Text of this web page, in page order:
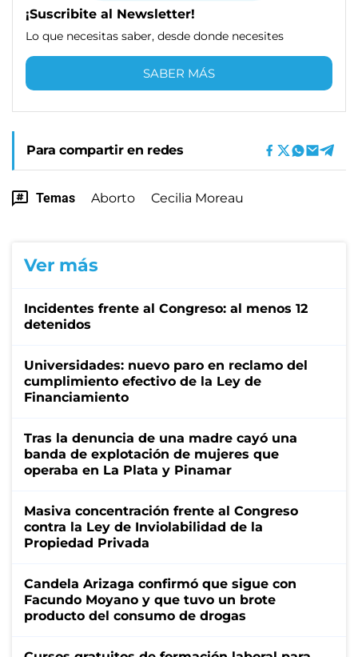
¡Suscribite al Newsletter!
Lo que necesitas saber, desde donde necesites
SABER MÁS
Para compartir en redes
Temas Aborto Cecilia Moreau
Ver más
Incidentes frente al Congreso: al menos 12
detenidos
Universidades: nuevo paro en reclamo del
cumplimiento efectivo de la Ley de
Financiamiento
Tras la denuncia de una madre cayó una
banda de explotación de mujeres que
operaba en La Plata y Pinamar
Masiva concentración frente al Congreso
contra la Ley de Inviolabilidad de la
Propiedad Privada
Candela Arizaga confirmó que sigue con
Facundo Moyano y que tuvo un brote
producto del consumo de drogas